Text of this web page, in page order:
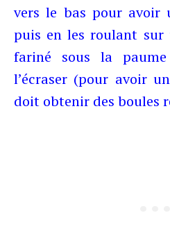
vers le bas pour avoir
puis en les roulant sur
fariné sous la
l’écraser (pour avoir
doit obtenir des boules